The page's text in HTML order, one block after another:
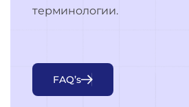
терминологии.
FAQ’s